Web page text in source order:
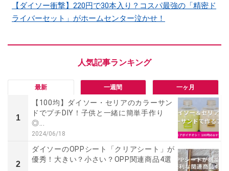
【ダイソー衝撃】220円で30本入り？コスパ最強の「精密ド
ライバーセット」がホームセンター泣かせ！
最新 一週間 一ヶ月
1
【100均】ダイソー・セリアのカラーサン
ドでプチDIY！子供と一緒に簡単手作り
◎...
2024/06/18
2
ダイソーのOPPシート「クリアシート」が
優秀！大きい？小さい？OPP関連商品4選